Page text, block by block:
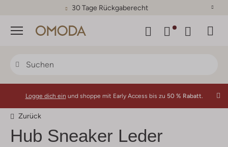
30 Tage Rückgaberecht
Menü
Logge dich ein und shoppe mit Early Access bis zu 50 % Rabatt.
Zurück
Hub Sneaker Leder